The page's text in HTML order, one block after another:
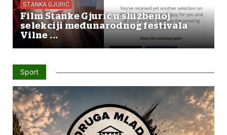
STANKA GJURIĆ
Film Stanke Gjurić u službenoj
selekciji međunarodnog festivala
Vilne ...
Sport